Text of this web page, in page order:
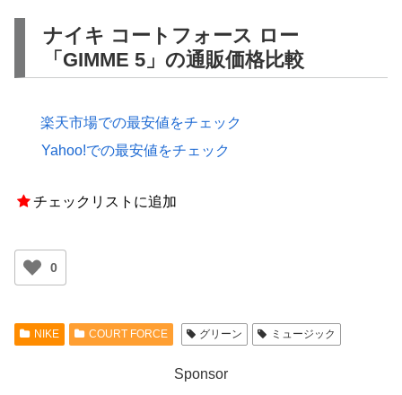
ナイキ コートフォース ロー
「GIMME 5」の通販価格比較
楽天市場での最安値をチェック
Yahoo!での最安値をチェック
チェックリストに追加
0
NIKE COURT FORCE グリーン ミュージック
Sponsor